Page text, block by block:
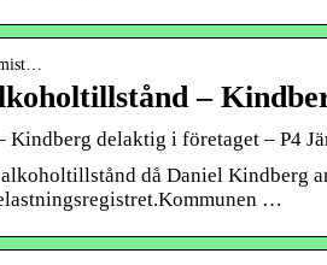
–
delaktig i företaget – P4
då Daniel Kindberg
…